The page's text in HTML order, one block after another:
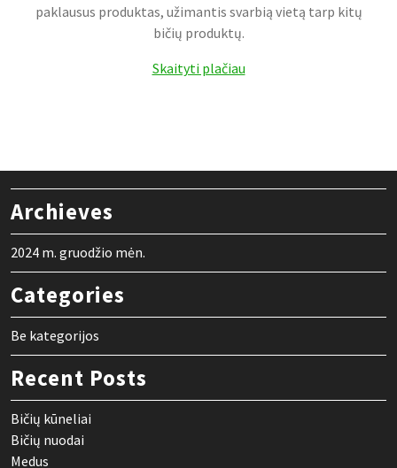
paklausus produktas, užimantis svarbią vietą tarp kitų
bičių produktų.
Skaityti plačiau
Archieves
2024 m. gruodžio mėn.
Categories
Be kategorijos
Recent Posts
Bičių kūneliai
Bičių nuodai
Medus